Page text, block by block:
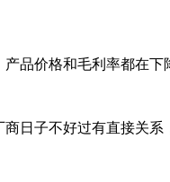
品价格和毛利率都在下
日子不好过有直接关